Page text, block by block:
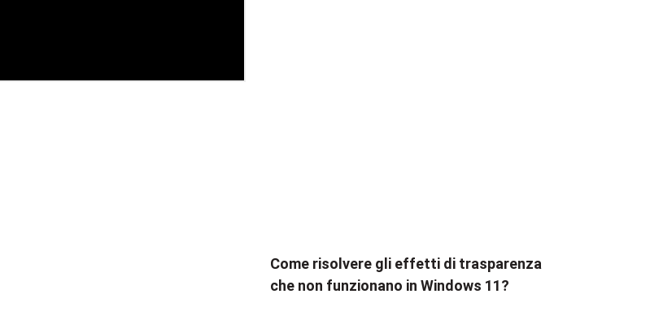
Come risolvere gli effetti di trasparenza
che non funzionano in Windows 11?